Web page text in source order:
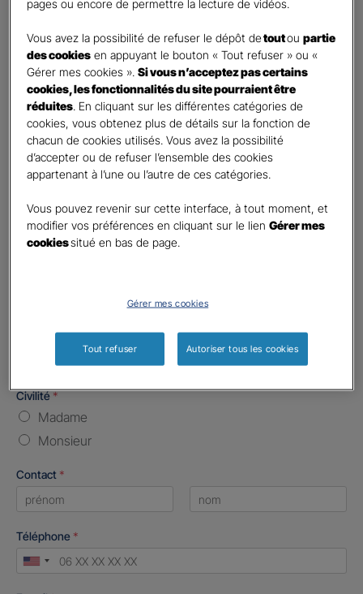
Nombre de caractères restants : 9 caractères restants
Indiquez un montant annuel en euro, même approximatif.
La limite est de 9 caractères. Caractères restants : 9.
Code postal du risque*
Nombre de caractères restants :5 caractères restants
La limite est de 5 caractères. Caractères restants : 5.
Type d'assurance souhaitée*
Batiment / Local commercial
Autre
Oui
Non
Civilité*
Madame
Monsieur
Contact *
Téléphone *
United
pages ou encore de permettre la lecture de vidéos.
Vous avez la possibilité de refuser le dépôt detoutoupartie
des cookies en appuyant le bouton « Tout refuser » ou «
Gérer mes cookies ».Si vous n’acceptez pas certains
cookies, les fonctionnalités du site pourraient être
réduites. En cliquant sur les différentes catégories de
cookies, vous obtenez plus de détails sur la fonction de
chacun de cookies utilisés. Vous avez la possibilité
d’accepter ou de refuser l’ensemble des cookies
appartenant à l’une ou l’autre de ces catégories.
Vous pouvez revenir sur cette interface, à tout moment, et
modifier vos préférences en cliquant sur le lienGérer mes
cookiessitué en bas de page.
Gérer mes cookies
Tout refuser Autoriser tous les cookies